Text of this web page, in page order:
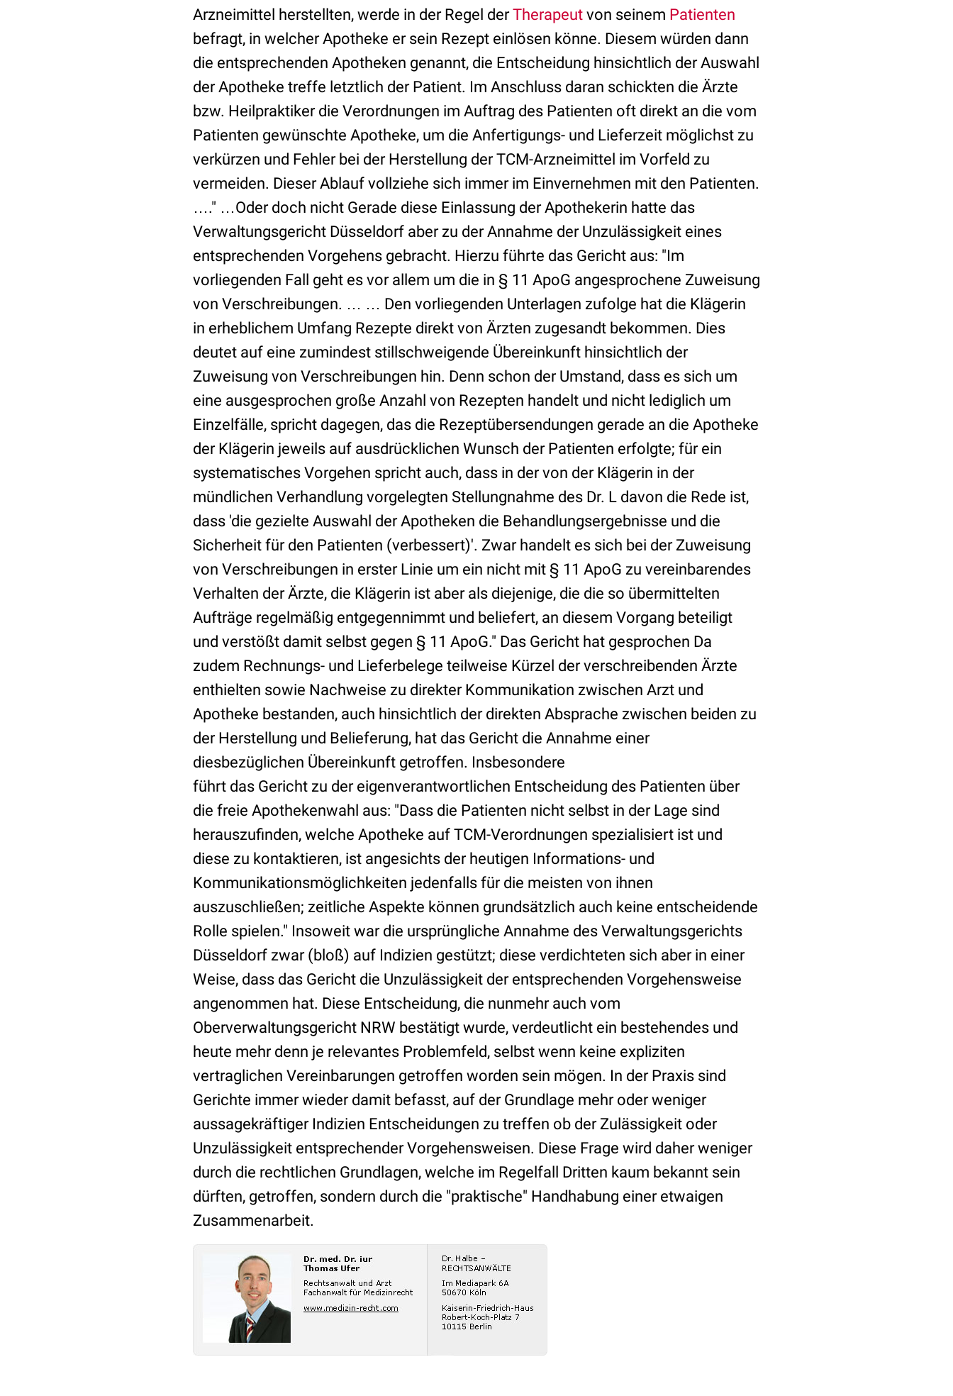
Arzneimittel herstellten, werde in der Regel derTherapeut von seinem Patienten
befragt, in welcher Apotheke er sein Rezept einlösen könne. Diesem würden dann
die entsprechenden Apotheken genannt, die Entscheidung hinsichtlich der Auswahl
der Apotheke treffe letztlich der Patient. Im Anschluss daran schickten die Ärzte
bzw. Heilpraktiker die Verordnungen im Auftrag des Patienten oft direkt an die vom
Patienten gewünschte Apotheke, um die Anfertigungs- und Lieferzeit möglichst zu
verkürzen und Fehler bei der Herstellung der TCM-Arzneimittel im Vorfeld zu
vermeiden. Dieser Ablauf vollziehe sich immer im Einvernehmen mit den Patienten.
…." …Oder doch nicht Gerade diese Einlassung der Apothekerin hatte das
Verwaltungsgericht Düsseldorf aber zu der Annahme der Unzulässigkeit eines
entsprechenden Vorgehens gebracht. Hierzu führte das Gericht aus: "Im
vorliegenden Fall geht es vor allem um die in § 11 ApoG angesprochene Zuweisung
von Verschreibungen. … … Den vorliegenden Unterlagen zufolge hat die Klägerin
in erheblichem Umfang Rezepte direkt von Ärzten zugesandt bekommen. Dies
deutet auf eine zumindest stillschweigende Übereinkunft hinsichtlich der
Zuweisung von Verschreibungen hin. Denn schon der Umstand, dass es sich um
eine ausgesprochen große Anzahl von Rezepten handelt und nicht lediglich um
Einzelfälle, spricht dagegen, das die Rezeptübersendungen gerade an die Apotheke
der Klägerin jeweils auf ausdrücklichen Wunsch der Patienten erfolgte; für ein
systematisches Vorgehen spricht auch, dass in der von der Klägerin in der
mündlichen Verhandlung vorgelegten Stellungnahme des Dr. L davon die Rede ist,
dass 'die gezielte Auswahl der Apotheken die Behandlungsergebnisse und die
Sicherheit für den Patienten (verbessert)'. Zwar handelt es sich bei der Zuweisung
von Verschreibungen in erster Linie um ein nicht mit § 11 ApoG zu vereinbarendes
Verhalten der Ärzte, die Klägerin ist aber als diejenige, die die so übermittelten
Aufträge regelmäßig entgegennimmt und beliefert, an diesem Vorgang beteiligt
und verstößt damit selbst gegen § 11 ApoG." Das Gericht hat gesprochen Da
zudem Rechnungs- und Lieferbelege teilweise Kürzel der verschreibenden Ärzte
enthielten sowie Nachweise zu direkter Kommunikation zwischen Arzt und
Apotheke bestanden, auch hinsichtlich der direkten Absprache zwischen beiden zu
der Herstellung und Belieferung, hat das Gericht die Annahme einer
diesbezüglichen Übereinkunft getroffen. Insbesondere
führt das Gericht zu der eigenverantwortlichen Entscheidung des Patienten über
die freie Apothekenwahl aus: "Dass die Patienten nicht selbst in der Lage sind
herauszufinden, welche Apotheke auf TCM-Verordnungen spezialisiert ist und
diese zu kontaktieren, ist angesichts der heutigen Informations- und
Kommunikationsmöglichkeiten jedenfalls für die meisten von ihnen
auszuschließen; zeitliche Aspekte können grundsätzlich auch keine entscheidende
Rolle spielen." Insoweit war die ursprüngliche Annahme des Verwaltungsgerichts
Düsseldorf zwar (bloß) auf Indizien gestützt; diese verdichteten sich aber in einer
Weise, dass das Gericht die Unzulässigkeit der entsprechenden Vorgehensweise
angenommen hat. Diese Entscheidung, die nunmehr auch vom
Oberverwaltungsgericht NRW bestätigt wurde, verdeutlicht ein bestehendes und
heute mehr denn je relevantes Problemfeld, selbst wenn keine expliziten
vertraglichen Vereinbarungen getroffen worden sein mögen. In der Praxis sind
Gerichte immer wieder damit befasst, auf der Grundlage mehr oder weniger
aussagekräftiger Indizien Entscheidungen zu treffen ob der Zulässigkeit oder
Unzulässigkeit entsprechender Vorgehensweisen. Diese Frage wird daher weniger
durch die rechtlichen Grundlagen, welche im Regelfall Dritten kaum bekannt sein
dürften, getroffen, sondern durch die "praktische" Handhabung einer etwaigen
Zusammenarbeit.